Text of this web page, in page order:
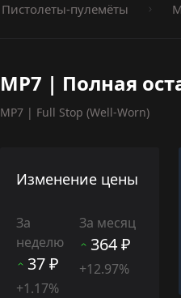
Пистолеты-пулемёты
MP7 | Полная
MP7 | Full Stop (Well-Worn)
Изменение цены
За
неделю
37 ₽
+1.17%
За месяц
364 ₽
+12.97%